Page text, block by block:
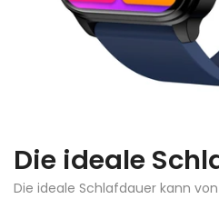
Die ideale
Die ideale Schlafdauer kann